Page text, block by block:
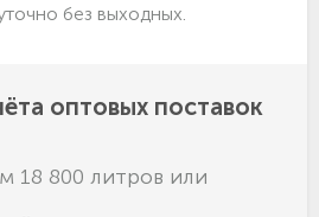
без выходных.
оптовых поставок
18 800 литров или